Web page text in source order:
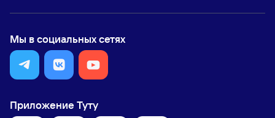
Мы в социальных сетях
Приложение Туту